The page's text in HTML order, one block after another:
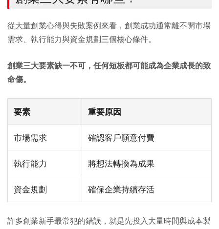
從大量創業心得與失敗案例來看，創業成功通常離不開市場
需求、執行能力與資金規劃三個核心條件。
創業三大要素缺一不可，任何短板都可能成為企業成長的致
命傷。
要素 重要原因
市場需求 確認客戶願意付費
執行能力 將想法轉換為成果
資金規劃 確保企業持續存活
許多創業新手最常犯的錯誤，就是先投入大量時間與成本製